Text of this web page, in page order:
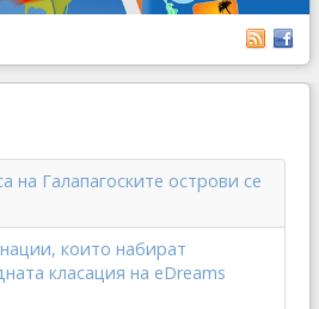
на Галапагоските острови се
които набират
класация на eDreams